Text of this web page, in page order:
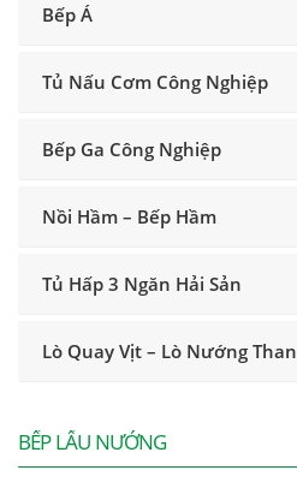
Bếp Á
Tủ Nấu Cơm Công Nghiệp
Bếp Ga Công Nghiệp
Nồi Hầm – Bếp Hầm
Tủ Hấp 3 Ngăn Hải Sản
Lò Quay Vịt – Lò Nướng Than
BẾP LẨU NƯỚNG